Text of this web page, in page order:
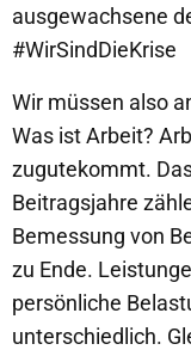
ausgewachsene
#WirSindDieKrise
Wir müssen also
Was ist Arbeit?
zugutekommt.
Beitragsjahre
Bemessung von
zu Ende.
persönliche
unterschiedlich.